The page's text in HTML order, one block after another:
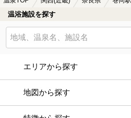
温浴施設を探す
エリアから探す
地図から探す